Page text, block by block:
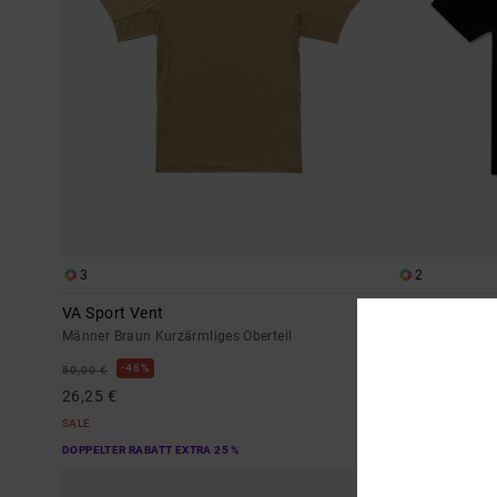
3
VA Sport Vent
Männer Braun Kurzärmliges Oberteil
50,00 € 48%
26,25 €
SALE
DOPPELTER RABATT EXTRA 25 %
2